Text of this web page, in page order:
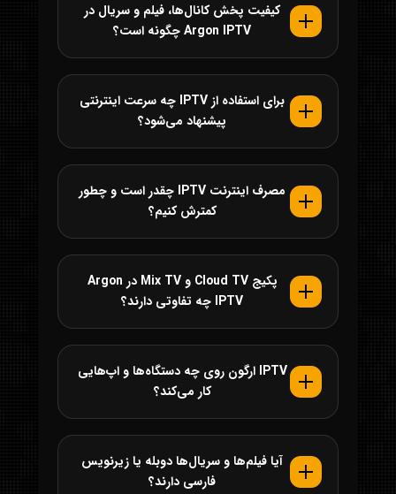
کیفیت پخش کانال‌ها، فیلم و سریال در
Argon IPTV چگونه است؟
برای استفاده از IPTV چه سرعت اینترنتی
پیشنهاد می‌شود؟
مصرف اینترنت IPTV چقدر است و چطور
کمترش کنیم؟
پکیج Cloud TV و Mix TV در Argon
IPTV چه تفاوتی دارند؟
IPTV ارگون روی چه دستگاه‌ها و اپ‌هایی
کار می‌کند؟
آیا فیلم‌ها و سریال‌ها دوبله یا زیرنویس
فارسی دارند؟